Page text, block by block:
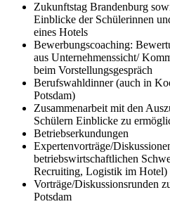
Zukunftstag Brandenburg
Einblicke der Schülerinnen
eines Hotels
Bewerbungscoaching:
aus Unternehmenssicht/
beim Vorstellungsgespräch
Berufswahldinner (auch in
Potsdam)
Zusammenarbeit mit den
Schülern Einblicke zu
Betriebserkundungen
Expertenvorträge/
betriebswirtschaftlichen
Recruiting, Logistik im Hotel)
Vorträge/Diskussionsrunden
Potsdam